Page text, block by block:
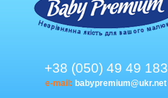
+38 (050) 49 49 183
e-mail: babypremium@ukr.net